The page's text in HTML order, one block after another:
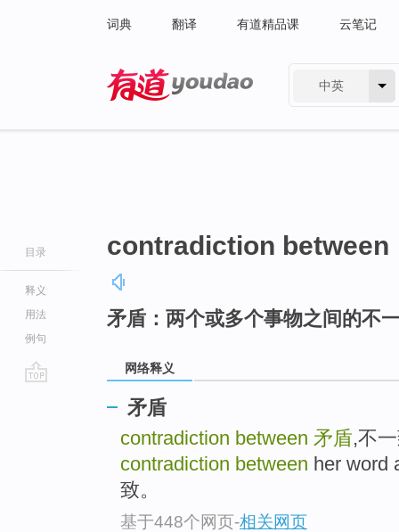
词典 翻译 有道精品课 云笔记
中英
目录
释义
用法
例句
contradiction between
矛盾：两个或多个事物之间的不
网络释义
矛盾
contradiction between 矛盾,不
contradiction between her word
致。
基于448个网页-相关网页